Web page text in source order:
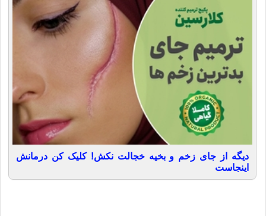
دیگه از جای زخم و بخیه خجالت نکش! کلیک کن درمانش
اینجاست